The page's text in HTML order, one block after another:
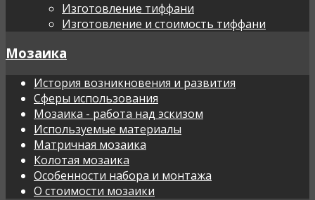
Изготовление тиффани
Изготовление и стоимость тиффани
Мозаика
История возникновения и развития
Сферы использования
Мозаика - работа над эскизом
Используемые материалы
Матричная мозаика
Колотая мозаика
Особенности набора и монтажа
О стоимости мозаики